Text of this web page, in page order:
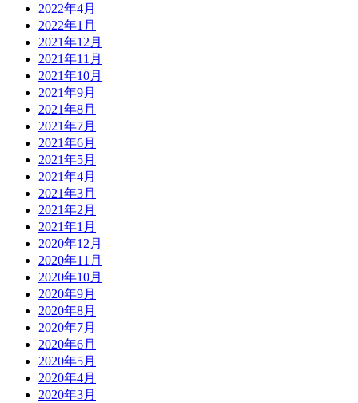
2022年4月
2022年1月
2021年12月
2021年11月
2021年10月
2021年9月
2021年8月
2021年7月
2021年6月
2021年5月
2021年4月
2021年3月
2021年2月
2021年1月
2020年12月
2020年11月
2020年10月
2020年9月
2020年8月
2020年7月
2020年6月
2020年5月
2020年4月
2020年3月